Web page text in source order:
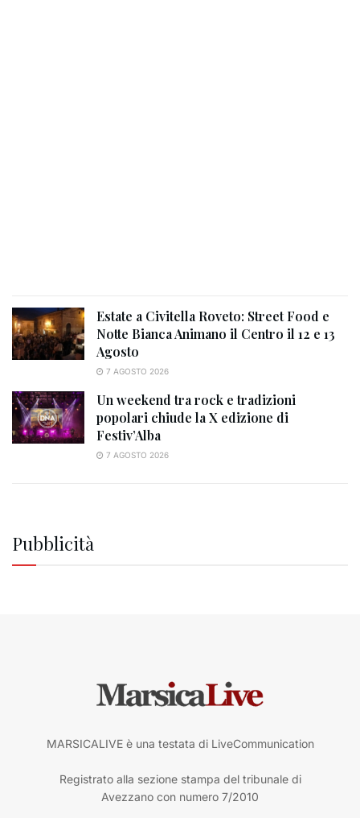
Estate a Civitella Roveto: Street Food e
Notte Bianca Animano il Centro il 12 e 13
Agosto
7 AGOSTO 2026
Un weekend tra rock e tradizioni
popolari chiude la X edizione di
Festiv’Alba
7 AGOSTO 2026
Pubblicità
MARSICALIVE è una testata di LiveCommunication
Registrato alla sezione stampa del tribunale di
Avezzano con numero 7/2010